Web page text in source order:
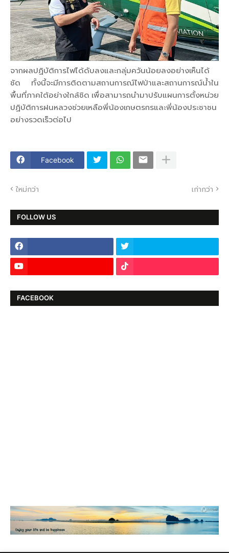
จากผลปฏิบัติการไฟได้ดับลงและกลุ่มควันน้อยลงอย่างเห็นได้
ชัด ทั้งนี้จะมีการติดตามสถานการณ์ไฟป่าและสถานการณ์น้ำใน
พื้นที่ภาคใต้อย่างใกล้ชิด เพื่อสามารถนำมาปรับแผนการตั้งหน่วย
ปฏิบัติการฝนหลวงช่วยเหลือพี่น้องเกษตรกรและพี่น้องประชาชน
อย่างรวดเร็วต่อไป
Facebook
ใหม่กว่า เก่ากว่า
FOLLOW US
FACEBOOK